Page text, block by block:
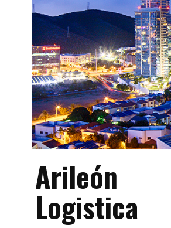
Arileón
Logistica